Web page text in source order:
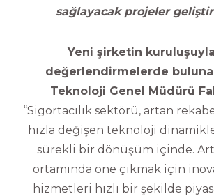
sağlayacak projeler
Yeni şirketin
değerlendirmelerde
Teknoloji Genel Müdürü
“Sigortacılık sektörü, artan
hızla değişen teknoloji
sürekli bir dönüşüm içinde.
ortamında öne çıkmak için
hizmetleri hızlı bir şekilde